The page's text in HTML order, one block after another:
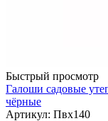
Быстрый просмотр
Галоши садовые
чёрные
Артикул: Пвх140